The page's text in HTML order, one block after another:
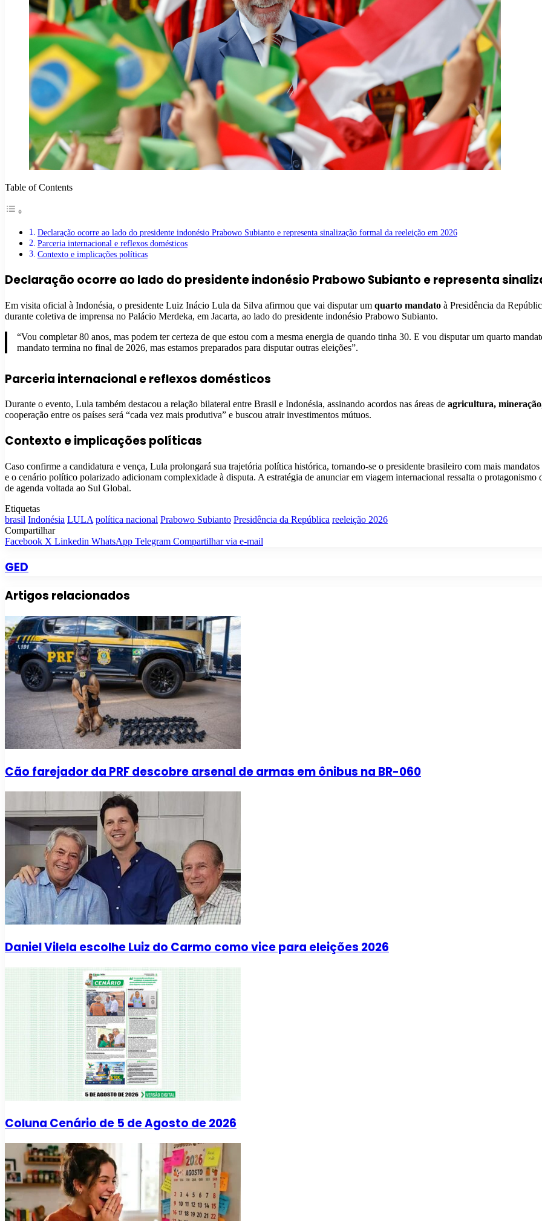
Table of Contents
Declaração ocorre ao lado do presidente indonésio Prabowo Subianto e representa sinalização formal da reeleição em 2026
Parceria internacional e reflexos domésticos
Contexto e implicações políticas
Declaração ocorre ao lado do presidente indonésio Prabowo Subianto e representa
Em visita oficial à Indonésia, o presidente Luiz Inácio Lula da Silva afirmou que vai disputar um quarto mandato à Presidência da
durante coletiva de imprensa no Palácio Merdeka, em Jacarta, ao lado do presidente indonésio Prabowo Subianto.
“Vou completar 80 anos, mas podem ter certeza de que estou com a mesma energia de quando tinha 30. E vou disputar um quarto
mandato termina no final de 2026, mas estamos preparados para disputar outras eleições”.
Parceria internacional e reflexos domésticos
Durante o evento, Lula também destacou a relação bilateral entre Brasil e Indonésia, assinando acordos nas áreas de agricultura,
cooperação entre os países será “cada vez mais produtiva” e buscou atrair investimentos mútuos.
Contexto e implicações políticas
Caso confirme a candidatura e vença, Lula prolongará sua trajetória política histórica, tornando-se o presidente brasileiro com mais
e o cenário político polarizado adicionam complexidade à disputa. A estratégia de anunciar em viagem internacional ressalta o
de agenda voltada ao Sul Global.
Etiquetas
brasil Indonésia LULA política nacional Prabowo Subianto Presidência da República reeleição 2026
Compartilhar
Facebook X Linkedin WhatsApp Telegram Compartilhar via e-mail
GED
Artigos relacionados
Cão farejador da PRF descobre arsenal de armas em ônibus na BR-060
Daniel Vilela escolhe Luiz do Carmo como vice para eleições 2026
Coluna Cenário de 5 de Agosto de 2026